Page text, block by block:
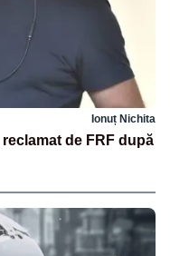
Ionuț Nichita
de FRF după